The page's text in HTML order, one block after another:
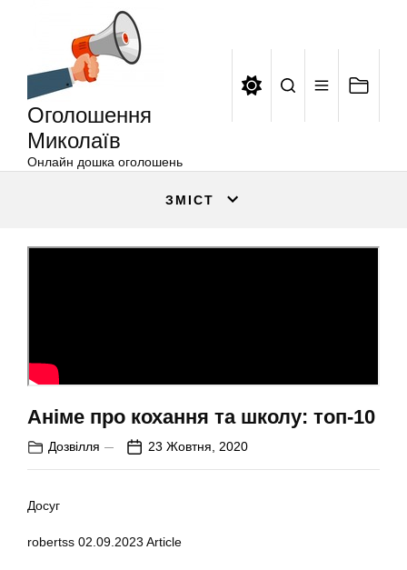
Оголошення
Миколаїв
Онлайн дошка оголошень
ЗМІСТ
Аніме про кохання та школу: топ-10
Дозвілля 23 Жовтня, 2020
Досуг
robertss 02.09.2023 Article